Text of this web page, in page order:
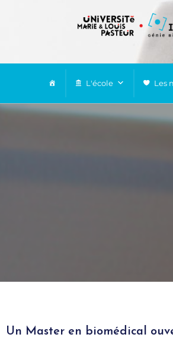
L'école Les
Un Master en biomédical